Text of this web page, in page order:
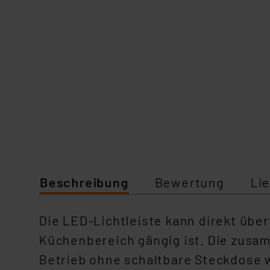
Beschreibung Bewertung
Die LED-Lichtleiste kann direkt
Küchenbereich gängig ist. Die
Betrieb ohne schaltbare